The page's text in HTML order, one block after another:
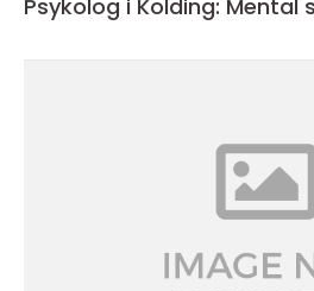
Psykolog i Kolding: Mental